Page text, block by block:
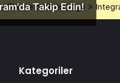
Takip Edin!
Theme options page >
Kategoriler